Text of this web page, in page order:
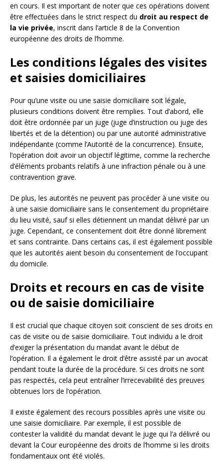
en cours. Il est important de noter que ces opérations doivent
être effectuées dans le strict respect du droit au respect de
la vie privée, inscrit dans l’article 8 de la Convention
européenne des droits de l’homme.
Les conditions légales des visites
et saisies domiciliaires
Pour qu’une visite ou une saisie domiciliaire soit légale,
plusieurs conditions doivent être remplies. Tout d’abord, elle
doit être ordonnée par un juge (juge d’instruction ou juge des
libertés et de la détention) ou par une autorité administrative
indépendante (comme l’Autorité de la concurrence). Ensuite,
l’opération doit avoir un objectif légitime, comme la recherche
d’éléments probants relatifs à une infraction pénale ou à une
contravention grave.
De plus, les autorités ne peuvent pas procéder à une visite ou
à une saisie domiciliaire sans le consentement du propriétaire
du lieu visité, sauf si elles détiennent un mandat délivré par un
juge. Cependant, ce consentement doit être donné librement
et sans contrainte. Dans certains cas, il est également possible
que les autorités aient besoin du consentement de l’occupant
du domicile.
Droits et recours en cas de visite
ou de saisie domiciliaire
Il est crucial que chaque citoyen soit conscient de ses droits en
cas de visite ou de saisie domiciliaire. Tout individu a le droit
d’exiger la présentation du mandat avant le début de
l’opération. Il a également le droit d’être assisté par un avocat
pendant toute la durée de la procédure. Si ces droits ne sont
pas respectés, cela peut entraîner l’irrecevabilité des preuves
obtenues lors de l’opération.
Il existe également des recours possibles après une visite ou
une saisie domiciliaire. Par exemple, il est possible de
contester la validité du mandat devant le juge qui l’a délivré ou
devant la Cour européenne des droits de l’homme si les droits
fondamentaux ont été violés.